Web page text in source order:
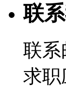
联
联系
求职